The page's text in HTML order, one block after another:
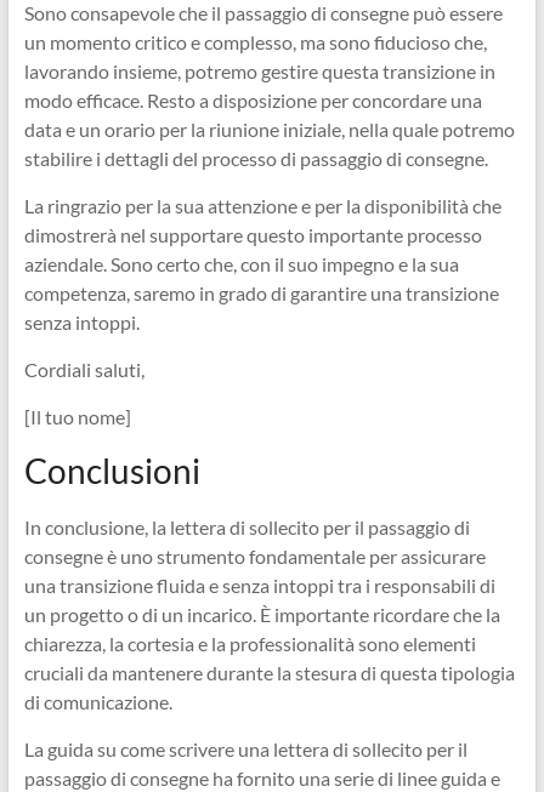
Sono consapevole che il passaggio di consegne può essere
un momento critico e complesso, ma sono fiducioso che,
lavorando insieme, potremo gestire questa transizione in
modo efficace. Resto a disposizione per concordare una
data e un orario per la riunione iniziale, nella quale potremo
stabilire i dettagli del processo di passaggio di consegne.
La ringrazio per la sua attenzione e per la disponibilità che
dimostrerà nel supportare questo importante processo
aziendale. Sono certo che, con il suo impegno e la sua
competenza, saremo in grado di garantire una transizione
senza intoppi.
Cordiali saluti,
[Il tuo nome]
Conclusioni
In conclusione, la lettera di sollecito per il passaggio di
consegne è uno strumento fondamentale per assicurare
una transizione fluida e senza intoppi tra i responsabili di
un progetto o di un incarico. È importante ricordare che la
chiarezza, la cortesia e la professionalità sono elementi
cruciali da mantenere durante la stesura di questa tipologia
di comunicazione.
La guida su come scrivere una lettera di sollecito per il
passaggio di consegne ha fornito una serie di linee guida e